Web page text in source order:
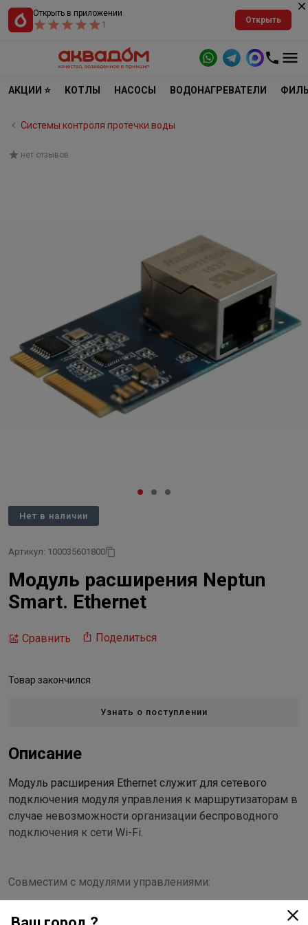
Открыть в приложении
1
Открыть
АКЦИИ ⭐ КОТЛЫ НАСОСЫ ВОДОНАГРЕВАТЕЛИ
Системы контроля протечки воды
нет отзывов
Нет в наличии
Артикул: 100035601800
Модуль расширения Neptun
Smart. Ethernet
Сравнить Поделиться
Товар закончился
Узнать о поступлении
Описание
Модуль расширения Ethernet служит для сетевого
подключения модуля управления к маршрутизаторам в
случае невозможности организации беспроводного
подключения к сети Wi-Fi.
Совместим с модулями управлениями:
- Neptun Smart